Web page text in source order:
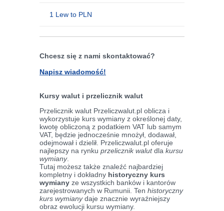
1 Lew to PLN
Chcesz się z nami skontaktować?
Napisz wiadomość!
Kursy walut i przelicznik walut
Przelicznik walut Przeliczwalut.pl oblicza i
wykorzystuje kurs wymiany z określonej daty,
kwotę obliczoną z podatkiem VAT lub samym
VAT, będzie jednocześnie mnożył, dodawał,
odejmował i dzielił. Przeliczwalut.pl oferuje
najlepszy na rynku przelicznik walutdla kursu
wymiany.
Tutaj możesz także znaleźć najbardziej
kompletny i dokładny historyczny kurs
wymiany ze wszystkich banków i kantorów
zarejestrowanych w Rumunii. Ten historyczny
kurs wymianydaje znacznie wyraźniejszy
obraz ewolucji kursu wymiany.